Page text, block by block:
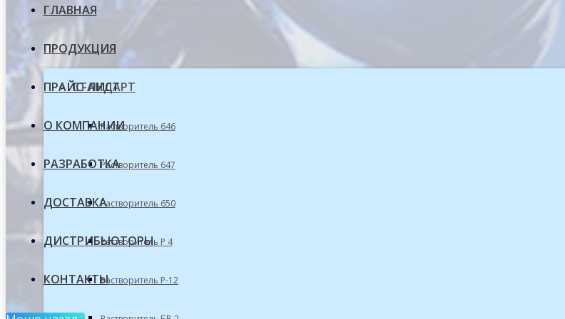
ГЛАВНАЯ
ПРОДУКЦИЯ
СТАНДАРТ
Растворитель 646
Растворитель 647
Растворитель 650
Растворитель Р 4
Растворитель Р-12
ПРАЙС-ЛИСТ
О КОМПАНИИ
РАЗРАБОТКА
ДОСТАВКА
ДИСТРИБЬЮТОРЫ
КОНТАКТЫ